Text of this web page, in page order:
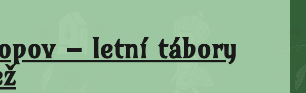
– letní tábory